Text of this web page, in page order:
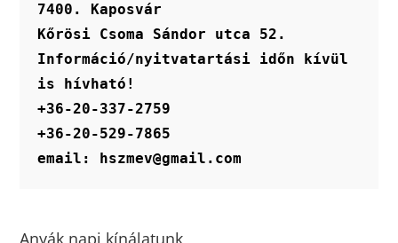
7400. Kaposvár
Kőrösi Csoma Sándor utca 52.
Információ/nyitvatartási időn kívül
is hívható!
+36-20-337-2759
+36-20-529-7865
email: hszmev@gmail.com
Anyák napi kínálatunk